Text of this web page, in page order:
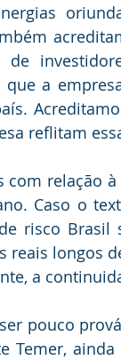
que a
reflitam
relação
Caso o
risco
reais longos
a
pouco
Temer,